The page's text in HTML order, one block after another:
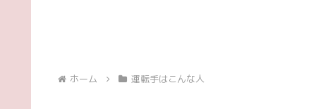
ホーム 運転手はこんな人